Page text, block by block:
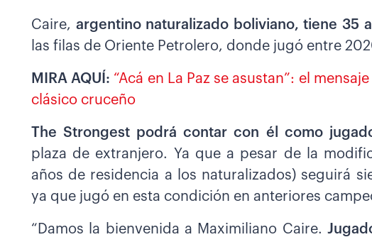
Caire, argentino naturalizado boliviano, tiene 35
las filas de Oriente Petrolero, donde jugó entre
MIRA AQUÍ: “Acá en La Paz se asustan”: el
clásico cruceño
The Strongest podrá contar con él como
plaza de extranjero. Ya que a pesar de la
años de residencia a los naturalizados) seguirá
ya que jugó en esta condición en anteriores
“Damos la bienvenida a Maximiliano Caire.